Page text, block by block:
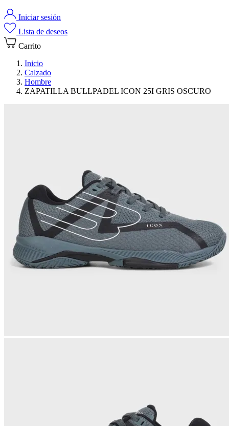
Iniciar sesión
Lista de deseos
Carrito
Inicio
Calzado
Hombre
ZAPATILLA BULLPADEL ICON 25I GRIS OSCURO